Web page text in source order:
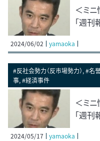
＜ミ
「週
2024/06/02 yamaoka
#反社会勢力（反市場勢力）, #名
事, #経済事件
＜ミ
「週刊
2024/05/17 yamaoka